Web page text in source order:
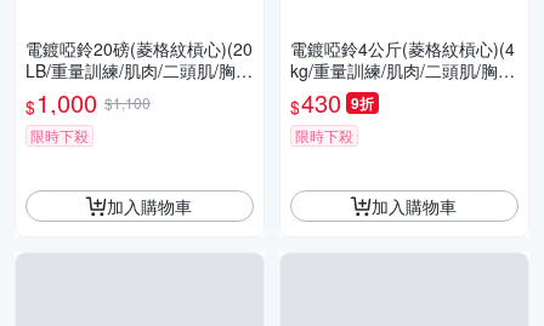
電鍍啞鈴20磅(菱格紋槓心)(20
LB/重量訓練/肌肉/二頭肌/胸
肌/舉重/GetSport)
$1,000 $1,100
限時下殺
加入購物車
電鍍啞鈴4公斤(菱格紋槓心)(4
kg/重量訓練/肌肉/二頭肌/胸
肌/舉重/GetSport)
$430 9折
限時下殺
加入購物車